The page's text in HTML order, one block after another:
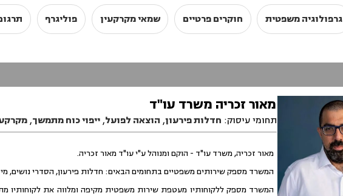
גרפולוגיה משפטית חוקרים פרטיים שמאי מקרקעין פוליגרף
מאור זכריה משרד עו"ד
תחומי עיסוק: חדלות פירעון, הוצאה לפועל,ייפוי כוח מתמשך,
מאור זכריה, משרד עו"ד - הוקם ומנוהל ע"י עו"ד מאור זכריה.
המשרד מספק שירותים משפטיים בתחומים הבאים: חדלות פירעון, הסדרי נושים,
המשרד מספק ללקוחותיו מעטפת שירות משפטית מקיפה ומלווה את לקוחותיו